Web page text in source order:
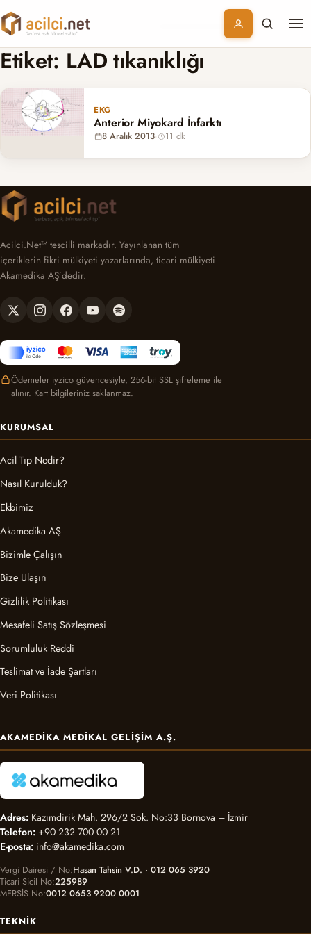
Branşlar
Konular
Kurumsal
Etiket: LAD tıkanıklığı
EKG
Anterior Miyokard İnfarktı
8 Aralık 2013· 11 dk
Acilci.Net™ tescilli markadır. Yayınlanan tüm
içeriklerin fikri mülkiyeti yazarlarında, ticari mülkiyeti
Akamedika AŞ’dedir.
Ödemeler iyzico güvencesiyle, 256-bit SSL şifreleme ile
alınır. Kart bilgileriniz saklanmaz.
KURUMSAL
Acil Tıp Nedir?
Nasıl Kurulduk?
Ekbimiz
Akamedika AŞ
Bizimle Çalışın
Bize Ulaşın
Gizlilik Politikası
Mesafeli Satış Sözleşmesi
Sorumluluk Reddi
Teslimat ve İade Şartları
Veri Politikası
AKAMEDIKA MEDIKAL GELIŞIM A.Ş.
Adres: Kazımdirik Mah. 296/2 Sok. No:33 Bornova – İzmir
Telefon: +90 232 700 00 21
E-posta: info@akamedika.com
Vergi Dairesi / No Hasan Tahsin V.D. · 012 065 3920
Ticari Sicil No 225989
MERSİS No 0012 0653 9200 0001
TEKNIK